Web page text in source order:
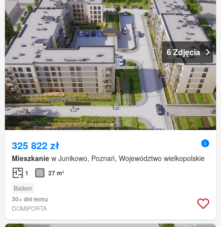
6 Zdjęcia
325 822 zł
Mieszkanie w Junikowo, Poznań, Województwo wielkopolskie
1 27 m²
Balkon
30+ dni temu
DOMIPORTA